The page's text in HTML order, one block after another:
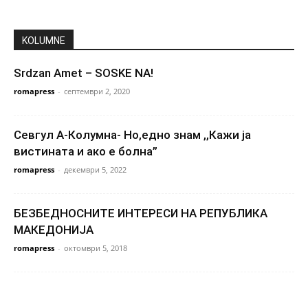
KOLUMNE
Srdzan Amet – SOSKE NA!
romapress - септември 2, 2020
Севгул А-Колумна- Но,едно знам ,,Кажи ја
вистината и ако е болна”
romapress - декември 5, 2022
БЕЗБЕДНОСНИТЕ ИНТЕРЕСИ НА РЕПУБЛИКА
МАКЕДОНИЈА
romapress - октомври 5, 2018